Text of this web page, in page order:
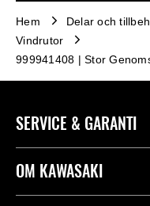
Hem Delar och
Vindrutor
999941408 | Stor
SERVICE & GARANTI
Kontakta oss
OM KAWASAKI